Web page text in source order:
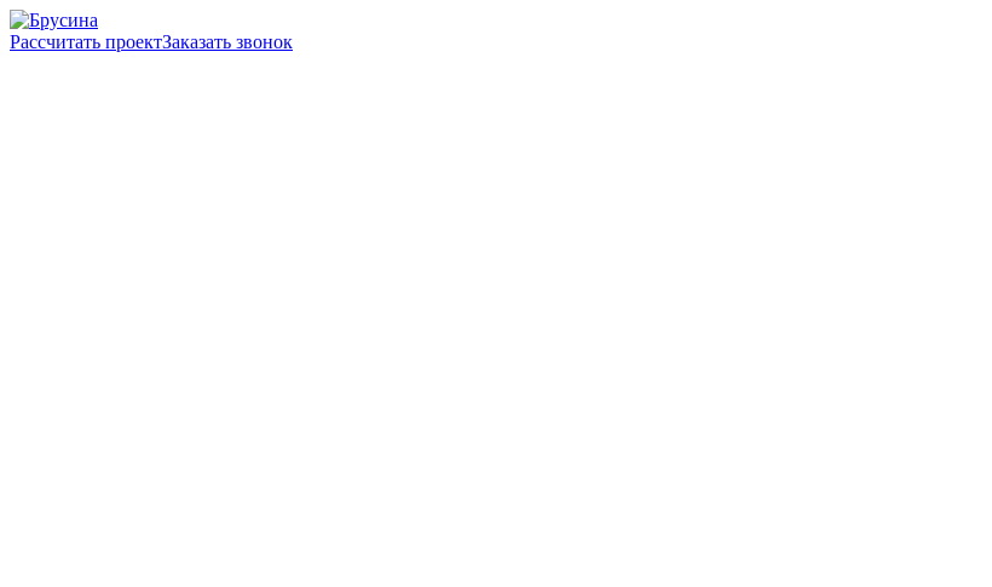
Рассчитать проектЗаказать звонок